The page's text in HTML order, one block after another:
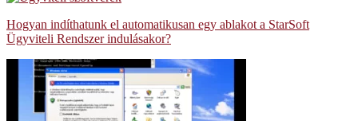
Hogyan indíthatunk el automatikusan egy ablakot a StarSoft
Ügyviteli Rendszer indulásakor?